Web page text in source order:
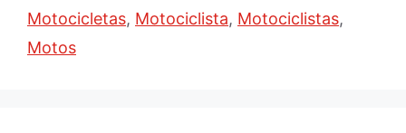
Motocicletas, Motociclista, Motociclistas,
Motos